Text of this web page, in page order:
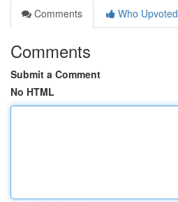
Comments
Who Upvoted
Comments
Submit a Comment
No HTML